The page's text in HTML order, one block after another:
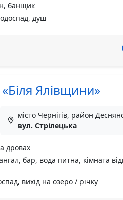
банщик
душ
Ялівщини»
місто Чернігів, район
вул. Стрілецька
дровах
бар, вода питна, кімната
вихід на озеро / річку